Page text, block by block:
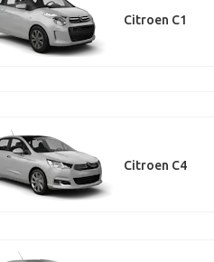
Citroen C1
Citroen C4